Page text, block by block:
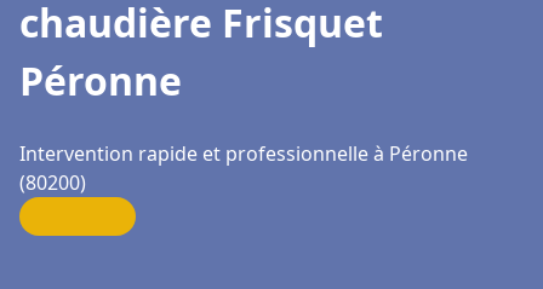
chaudière Frisquet
Péronne
Intervention rapide et professionnelle à Péronne
(80200)